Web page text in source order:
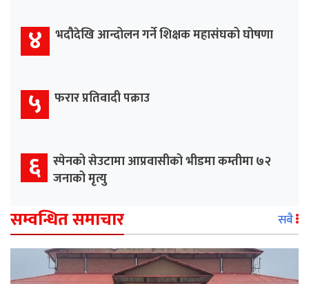
४ भदौदेखि आन्दोलन गर्ने शिक्षक महासंघको घोषणा
५ फरार प्रतिवादी पक्राउ
६ स्पेनको सेउटामा आप्रवासीको भीडमा कम्तीमा ७२
जनाको मृत्यु
सम्वन्धित समाचार सबै